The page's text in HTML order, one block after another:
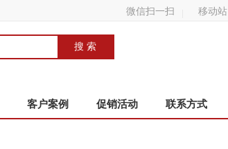
微信扫一扫 移动站
客户案例 促销活动 联系方式